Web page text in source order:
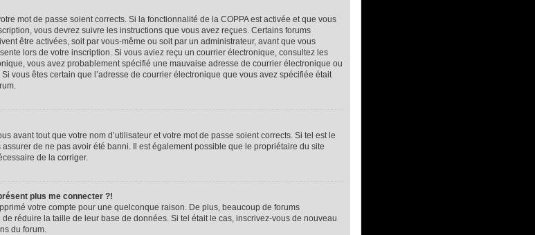
mot de passe soient corrects. Si la fonctionnalité de la COPPA est activée et que vous
vous devrez suivre les instructions que vous avez reçues. Certains forums
être activées, soit par vous-même ou soit par un administrateur, avant que vous
lors de votre inscription. Si vous aviez reçu un courrier électronique, consultez les
vous avez probablement spécifié une mauvaise adresse de courrier électronique ou
vous êtes certain que l’adresse de courrier électronique que vous avez spécifiée était
avant tout que votre nom d’utilisateur et votre mot de passe soient corrects. Si tel est le
de ne pas avoir été banni. Il est également possible que le propriétaire du site
de la corriger.
plus me connecter ?!
votre compte pour une quelconque raison. De plus, beaucoup de forums
réduire la taille de leur base de données. Si tel était le cas, inscrivez-vous de nouveau
du forum.